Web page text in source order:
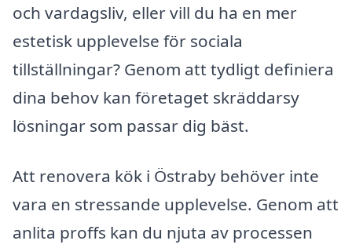
och vardagsliv, eller vill du ha en mer
estetisk upplevelse för sociala
tillställningar? Genom att tydligt definiera
dina behov kan företaget skräddarsy
lösningar som passar dig bäst.
Att renovera kök i Östraby behöver inte
vara en stressande upplevelse. Genom att
anlita proffs kan du njuta av processen